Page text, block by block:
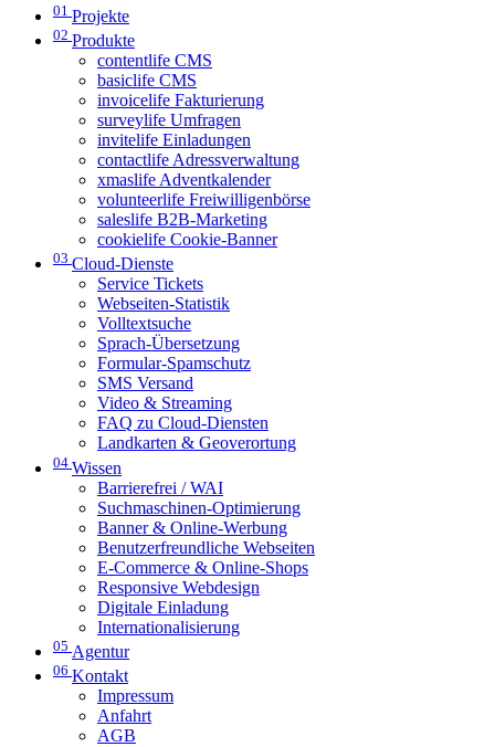
01 Projekte
02 Produkte
contentlife CMS
basiclife CMS
invoicelife Fakturierung
surveylife Umfragen
invitelife Einladungen
contactlife Adressverwaltung
xmaslife Adventkalender
volunteerlife Freiwilligenbörse
saleslife B2B-Marketing
cookielife Cookie-Banner
03 Cloud-Dienste
Service Tickets
Webseiten-Statistik
Volltextsuche
Sprach-Übersetzung
Formular-Spamschutz
SMS Versand
Video & Streaming
FAQ zu Cloud-Diensten
Landkarten & Geoverortung
04 Wissen
Barrierefrei / WAI
Suchmaschinen-Optimierung
Banner & Online-Werbung
Benutzerfreundliche Webseiten
E-Commerce & Online-Shops
Responsive Webdesign
Digitale Einladung
Internationalisierung
05 Agentur
06 Kontakt
Impressum
Anfahrt
AGB